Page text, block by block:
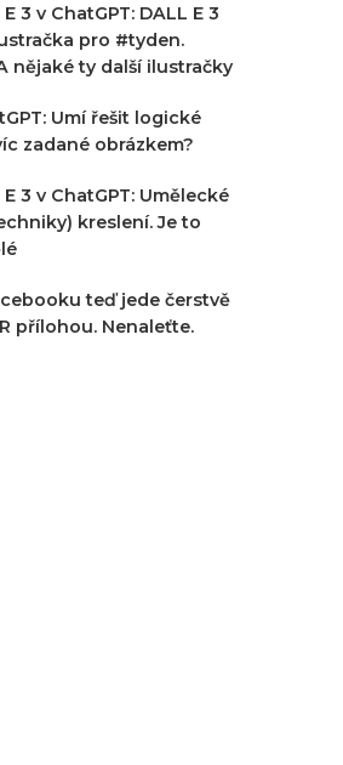
3 v ChatGPT: DALL E 3
pro #tyden.
nějaké ty další ilustračky
Umí řešit logické
zadané obrázkem?
3 v ChatGPT: Umělecké
kreslení. Je to
teď jede čerstvě
přílohou. Nenaleťte.